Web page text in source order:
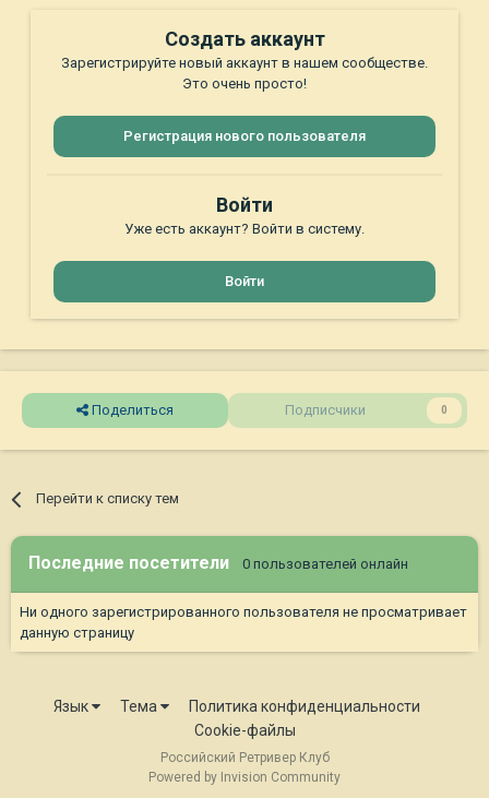
Создать аккаунт
Зарегистрируйте новый аккаунт в нашем сообществе.
Это очень просто!
Регистрация нового пользователя
Войти
Уже есть аккаунт? Войти в систему.
Войти
Поделиться Подписчики 0
Перейти к списку тем
Последние посетители 0 пользователей онлайн
Ни одного зарегистрированного пользователя не просматривает
данную страницу
Язык Тема
Политика конфиденциальности
Cookie-файлы
Российский Ретривер Клуб
Powered by Invision Community